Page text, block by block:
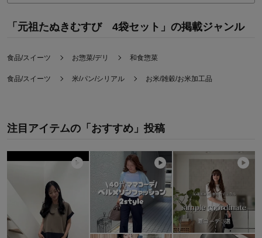
「元祖たぬきむすび 4袋セット」の掲載ジャンル
食品/スイーツ お惣菜/デリ 和食惣菜
食品/スイーツ 米/パン/シリアル お米/雑穀/お米加工品
注目アイテムの「おすすめ」投稿